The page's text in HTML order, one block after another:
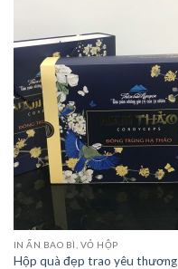
IN ẤN BAO BÌ, VỎ HỘP
Hộp quà đẹp trao yêu thương